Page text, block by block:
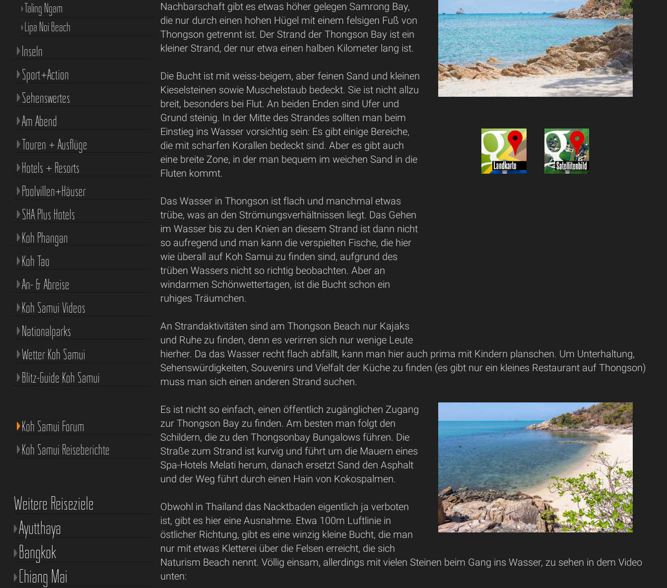
Nachbarschaft gibt es etwas höher gelegen Samrong Bay,
die nur durch einen hohen Hügel mit einem felsigen Fuß von
Thongson getrennt ist. Der Strand der Thongson Bay ist ein
kleiner Strand, der nur etwa einen halben Kilometer lang ist.
Die Bucht ist mit weiss-beigem, aber feinen Sand und kleinen
Kieselsteinen sowie Muschelstaub bedeckt. Sie ist nicht allzu
breit, besonders bei Flut. An beiden Enden sind Ufer und
Grund steinig. In der Mitte des Strandes sollten man beim
Einstieg ins Wasser vorsichtig sein: Es gibt einige Bereiche,
die mit scharfen Korallen bedeckt sind. Aber es gibt auch
eine breite Zone, in der man bequem im weichen Sand in die
Fluten kommt.
Das Wasser in Thongson ist flach und manchmal etwas
trübe, was an den Strömungsverhältnissen liegt. Das Gehen
im Wasser bis zu den Knien an diesem Strand ist dann nicht
so aufregend und man kann die verspielten Fische, die hier
wie überall auf Koh Samui zu finden sind, aufgrund des
trüben Wassers nicht so richtig beobachten. Aber an
windarmen Schönwettertagen, ist die Bucht schon ein
ruhiges Träumchen.
An Strandaktivitäten sind am Thongson Beach nur Kajaks
und Ruhe zu finden, denn es verirren sich nur wenige Leute
hierher. Da das Wasser recht flach abfällt, kann man hier auch prima mit Kindern planschen. Um Unterhaltung,
Sehenswürdigkeiten, Souvenirs und Vielfalt der Küche zu finden (es gibt nur ein kleines Restaurant auf Thongson)
muss man sich einen anderen Strand suchen.
Es ist nicht so einfach, einen öffentlich zugänglichen Zugang
zur Thongson Bay zu finden. Am besten man folgt den
Schildern, die zu den Thongsonbay Bungalows führen. Die
Straße zum Strand ist kurvig und führt um die Mauern eines
Spa-Hotels Melati herum, danach ersetzt Sand den Asphalt
und der Weg führt durch einen Hain von Kokospalmen.
Obwohl in Thailand das Nacktbaden eigentlich ja verboten
ist, gibt es hier eine Ausnahme. Etwa 100m Luftlinie in
östlicher Richtung, gibt es eine winzig kleine Bucht, die man
nur mit etwas Kletterei über die Felsen erreicht, die sich
Naturism Beach nennt. Völlig einsam, allerdings mit vielen Steinen beim Gang ins Wasser, zu sehen in dem Video
unten:
Taling Ngam
Lipa Noi Beach
Inseln
Sport+Action
Sehenswertes
Am Abend
Touren + Ausflüge
Hotels + Resorts
Poolvillen+Häuser
SHA Plus Hotels
Koh Phangan
Koh Tao
An- & Abreise
Koh Samui Videos
Nationalparks
Wetter Koh Samui
Blitz-Guide Koh Samui
Koh Samui Forum
Koh Samui Reiseberichte
Weitere Reiseziele
Ayutthaya
Bangkok
Chiang Mai